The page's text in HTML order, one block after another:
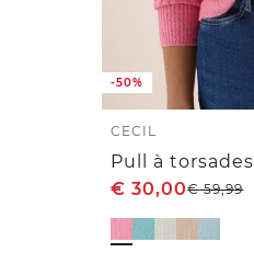
-50%
CECIL
Pull à torsades
€ 30,00€59,99